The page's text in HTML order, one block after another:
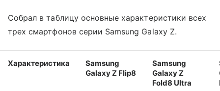
Собрал в таблицу основные характеристики всех
трех смартфонов серии Samsung Galaxy Z.
Характеристика
Samsung
Galaxy Z Flip8
Samsung
Galaxy Z
Fold8 Ultra